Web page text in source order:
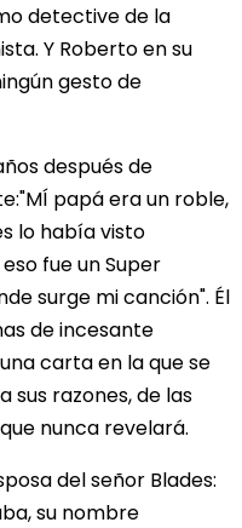
detective de la
Y Roberto en su
gesto de
después de
papá era un roble,
lo había visto
fue un Super
surge mi canción". Él
de incesante
carta en la que se
sus razones, de las
nunca revelará.
del señor Blades:
su nombre